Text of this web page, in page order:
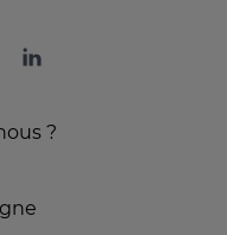
?